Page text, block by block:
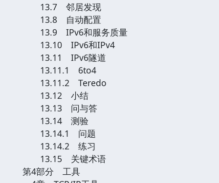
13.7 邻居发现
13.8 自动配置
13.9 IPv6和服务质量
13.10 IPv6和IPv4
13.11 IPv6隧道
13.11.1 6to4
13.11.2 Teredo
13.12 小结
13.13 问与答
13.14 测验
13.14.1 问题
13.14.2 练习
13.15 关键术语
第4部分 工具